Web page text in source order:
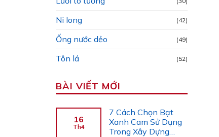
Ni long (42)
Ống nước dẻo (49)
Tôn lá (52)
BÀI VIẾT MỚI
16
Th4
7 Cách Chọn Bạt
Xanh Cam Sử Dụng
Trong Xây Dựng